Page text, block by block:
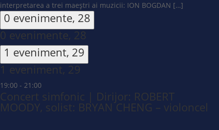
interpretarea a trei maeștri ai muzicii: ION BOGDAN […]
0 evenimente, 28
0 evenimente, 28
1 eveniment, 29
1 eveniment, 29
19:00 - 21:00
Concert simfonic | Dirijor: ROBERT
MOODY, solist: BRYAN CHENG – violoncel